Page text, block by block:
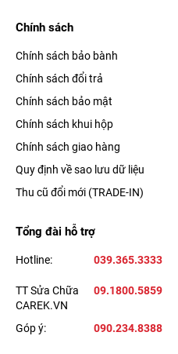
Chính sách
Chính sách bảo bành
Chính sách đổi trả
Chính sách bảo mật
Chính sách khui hộp
Chính sách giao hàng
Quy định về sao lưu dữ liệu
Thu cũ đổi mới (TRADE-IN)
Tổng đài hỗ trợ
Hotline: 039.365.3333
TT Sửa Chữa
CAREK.VN
09.1800.5859
Góp ý: 090.234.8388